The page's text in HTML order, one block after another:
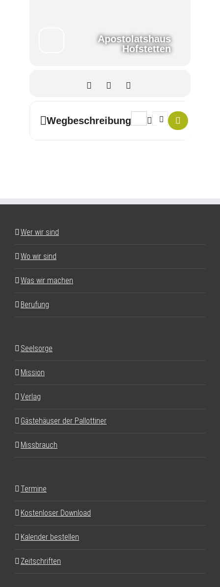
Apostolatshaus
Hofstetten
Wegbeschreibung Address - Qi Gong-Tage
Destination Address
Wer wir sind
Wo wir sind
Was wir machen
Berufung
Seelsorge
Mission
Verlag
Gästehäuser der Pallottiner
Missbrauch
Termine
Kostenloser Download
Kalender bestellen
Zeitschriften